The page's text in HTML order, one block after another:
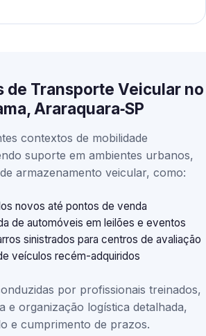
de Transporte Veicular no
Araraquara‑SP
contextos de mobilidade
suporte em ambientes urbanos,
armazenamento veicular, como:
novos até pontos de venda
de automóveis em leilões e eventos
sinistrados para centros de avaliação
veículos recém-adquiridos
por profissionais treinados,
e organização logística detalhada,
e cumprimento de prazos.